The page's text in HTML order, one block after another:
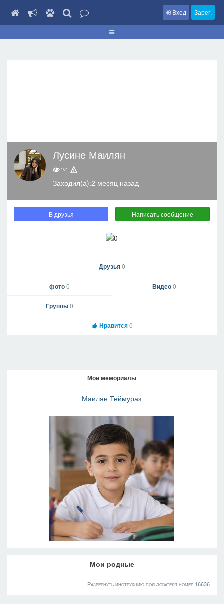
Вход Зарег.
Лусине Маилян
101
Заходил(а):2 месяц назад
В друзья Написать сообщение
Друзья0
фото0 Видео0
Группы0
Нравится0
Мои мемориалы
Маилян Теймураз
Мои родные
Развернуть инструкцию пользователя номер 16636